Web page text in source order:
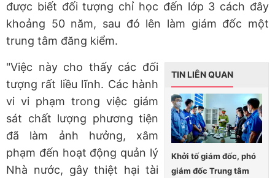
được biết đối tượng chỉ học đến lớp 3 cách đây
khoảng 50 năm, sau đó lên làm giám đốc một
trung tâm đăng kiểm.
TIN LIÊN QUAN
Khởi tố giám đốc, phó
giám đốc Trung tâm
"Việc này cho thấy các đối
tượng rất liều lĩnh. Các hành
vi vi phạm trong việc giám
sát chất lượng phương tiện
đã làm ảnh hưởng, xâm
phạm đến hoạt động quản lý
Nhà nước, gây thiệt hại tài